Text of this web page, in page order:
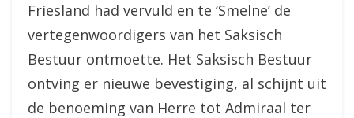
Friesland had vervuld en te ‘Smelne’ de
vertegenwoordigers van het Saksisch
Bestuur ontmoette. Het Saksisch Bestuur
ontving er nieuwe bevestiging, al schijnt uit
de benoeming van Herre tot Admiraal ter